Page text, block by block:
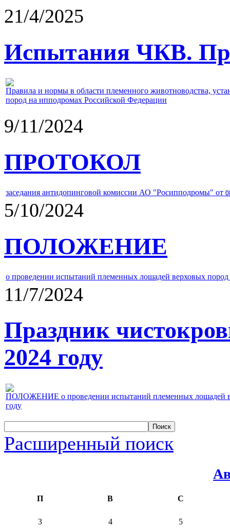
21/4/2025
Испытания ЧКВ.
Правила и нормы в области племенного животноводства,
пород на ипподромах Российской Федерации
9/11/2024
ПРОТОКОЛ
заседания антидопинговой комиссии АО "Росипподромы" от
5/10/2024
ПОЛОЖЕНИЕ
о проведении испытаний племенных лошадей верховых
11/7/2024
Праздник
2024 году
ПОЛОЖЕНИЕ о проведении испытаний племенных лошадей
году
Расширенный поиск
П В С
3 4
5